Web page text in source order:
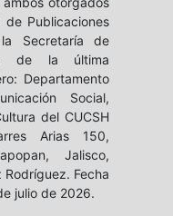
de Publicaciones
Secretaría de
de la última
Departamento
Social,
del CUCSH
Arias 150,
Jalisco,
Rodríguez. Fecha
julio de 2026.